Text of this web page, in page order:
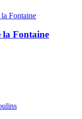
Fontaine